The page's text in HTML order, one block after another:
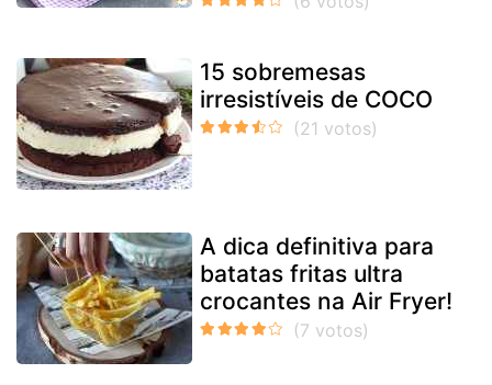
15 sobremesas
irresistíveis de COCO
A dica definitiva para
batatas fritas ultra
crocantes na Air Fryer!